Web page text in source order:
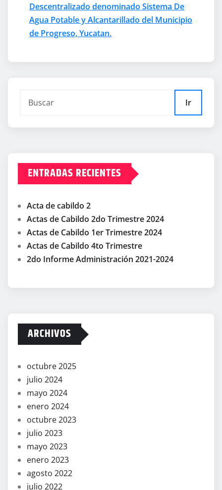
Descentralizado denominado Sistema De
Agua Potable y Alcantarillado del Municipio
de Progreso, Yucatan.
Ir
ENTRADAS RECIENTES
Acta de cabildo 2
Actas de Cabildo 2do Trimestre 2024
Actas de Cabildo 1er Trimestre 2024
Actas de Cabildo 4to Trimestre
2do Informe Administración 2021-2024
ARCHIVOS
octubre 2025
julio 2024
mayo 2024
enero 2024
octubre 2023
julio 2023
mayo 2023
enero 2023
agosto 2022
julio 2022